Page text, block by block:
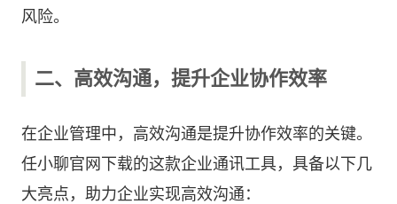
风险。
二、高效沟通，提升企业协作效率
在企业管理中，高效沟通是提升协作效率的关键。
任小聊官网下载的这款企业通讯工具，具备以下几
大亮点，助力企业实现高效沟通：